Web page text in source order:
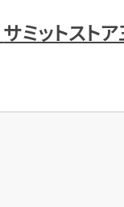
サミットスト